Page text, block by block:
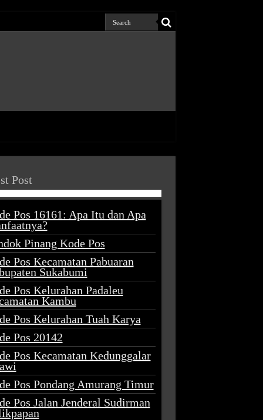
Post
Pos 16161: Apa Itu dan Apa
Pinang Kode Pos
Pos Kecamatan Pabuaran
Sukabumi
Pos Kelurahan Padaleu
Kambu
Pos Kelurahan Tuah Karya
Pos 20142
Pos Kecamatan Kedunggalar
Pos Pondang Amurang Timur
Pos Jalan Jenderal Sudirman